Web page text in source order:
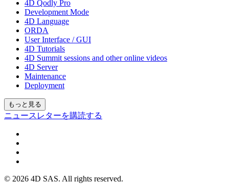
4D Qodly Pro
Development Mode
4D Language
ORDA
User Interface / GUI
4D Tutorials
4D Summit sessions and other online videos
4D Server
Maintenance
Deployment
もっと見る
ニュースレターを購読する
© 2026 4D SAS. All rights reserved.